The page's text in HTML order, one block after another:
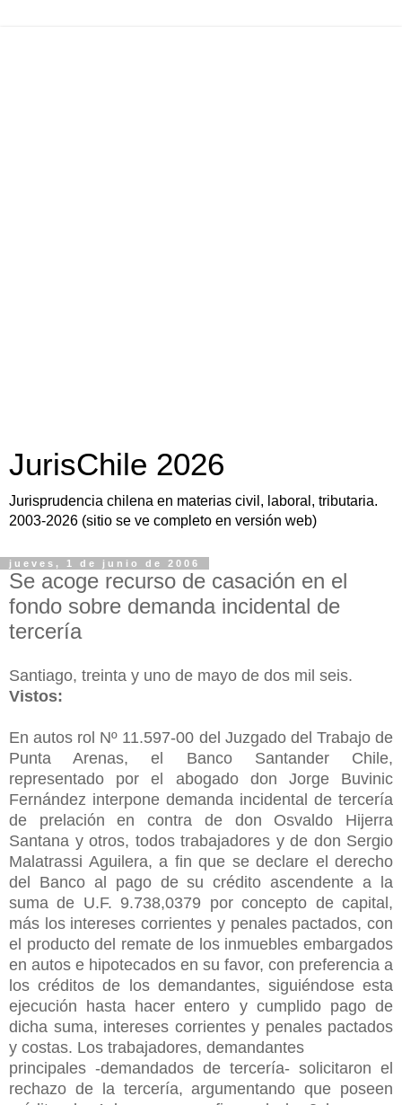
JurisChile 2026
Jurisprudencia chilena en materias civil, laboral, tributaria.
2003-2026 (sitio se ve completo en versión web)
jueves, 1 de junio de 2006
Se acoge recurso de casación en el
fondo sobre demanda incidental de
tercería
Santiago, treinta y uno de mayo de dos mil seis.
Vistos:
En autos rol Nº 11.597-00 del Juzgado del Trabajo de
Punta Arenas, el Banco Santander Chile,
representado por el abogado don Jorge Buvinic
Fernández interpone demanda incidental de tercería
de prelación en contra de don Osvaldo Hijerra
Santana y otros, todos trabajadores y de don Sergio
Malatrassi Aguilera, a fin que se declare el derecho
del Banco al pago de su crédito ascendente a la
suma de U.F. 9.738,0379 por concepto de capital,
más los intereses corrientes y penales pactados, con
el producto del remate de los inmuebles embargados
en autos e hipotecados en su favor, con preferencia a
los créditos de los demandantes, siguiéndose esta
ejecución hasta hacer entero y cumplido pago de
dicha suma, intereses corrientes y penales pactados
y costas. Los trabajadores, demandantes
principales -demandados de tercería- solicitaron el
rechazo de la tercería, argumentando que poseen